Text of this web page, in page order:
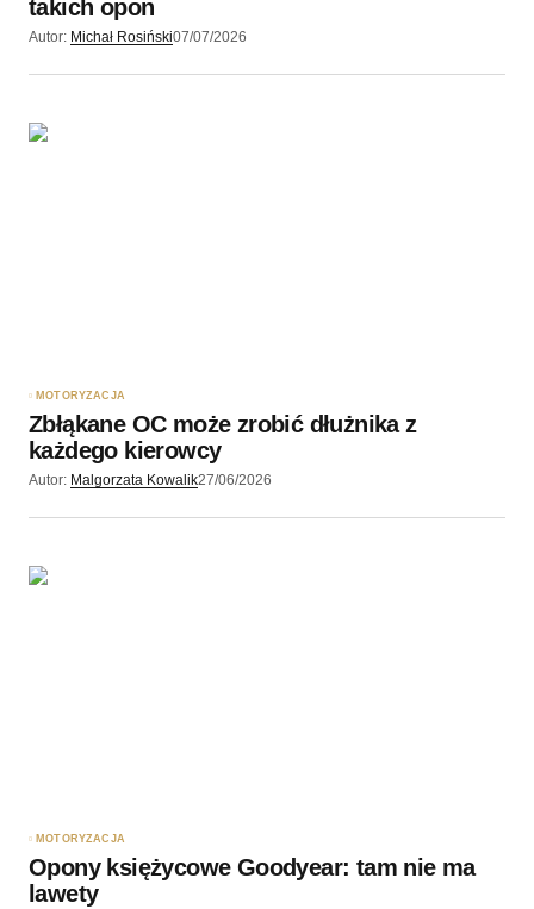
takich opon
Autor: Michał Rosiński07/07/2026
MOTORYZACJA
Zbłąkane OC może zrobić dłużnika z
każdego kierowcy
Autor: Malgorzata Kowalik27/06/2026
MOTORYZACJA
Opony księżycowe Goodyear: tam nie ma
lawety